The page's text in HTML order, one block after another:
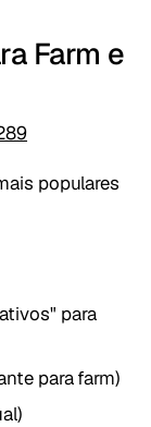
Farm e
populares
para
para farm)